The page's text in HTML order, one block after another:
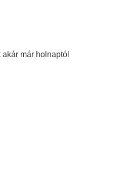
már holnaptól